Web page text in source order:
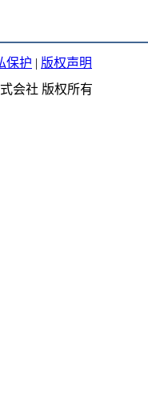
保护 | 版权声明
会社 版权所有